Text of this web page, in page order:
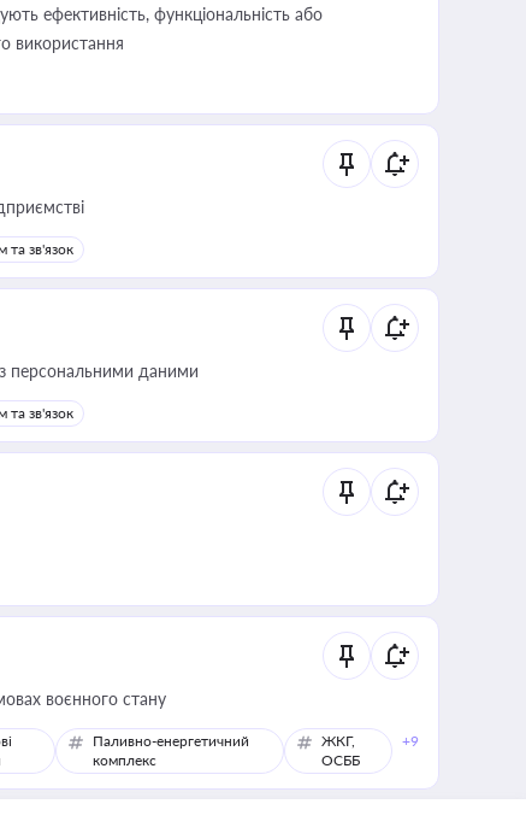
ефективність, функціональність або
використання
та зв'язок
з персональними даними
та зв'язок
воєнного стану
Паливно-енергетичний
комплекс
ЖКГ,
ОСББ
+9